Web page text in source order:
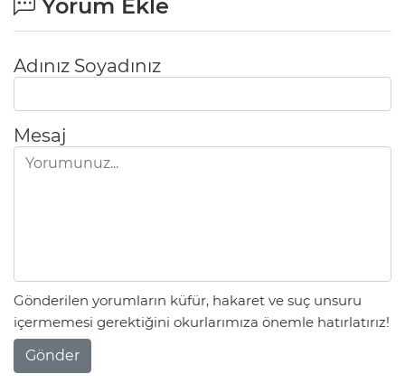
Yorum Ekle
Adınız Soyadınız
Mesaj
Gönderilen yorumların küfür, hakaret ve suç unsuru
içermemesi gerektiğini okurlarımıza önemle hatırlatırız!
Gönder